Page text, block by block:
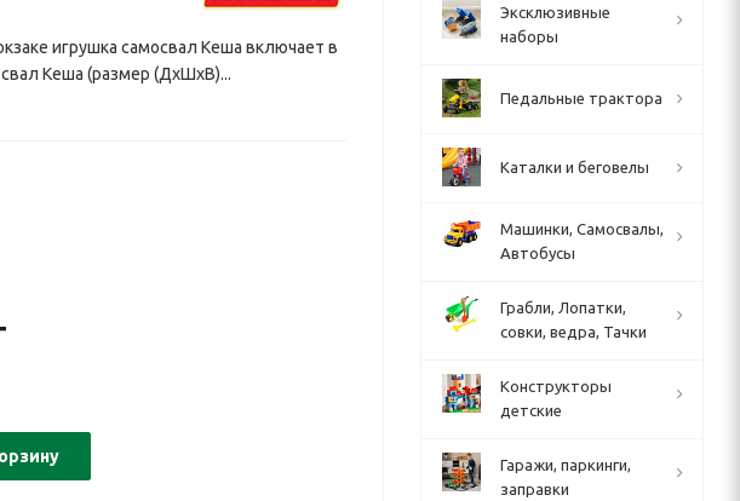
игрушка самосвал Кеша включает в
Кеша (размер (ДхШхВ)...
Эксклюзивные
наборы
Педальные трактора
Каталки и беговелы
Машинки, Самосвалы,
Автобусы
Грабли, Лопатки,
совки, ведра, Тачки
Конструкторы
детские
Гаражи, паркинги,
заправки